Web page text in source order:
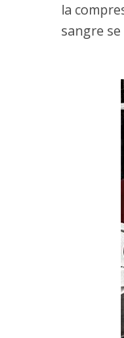
la
sangre